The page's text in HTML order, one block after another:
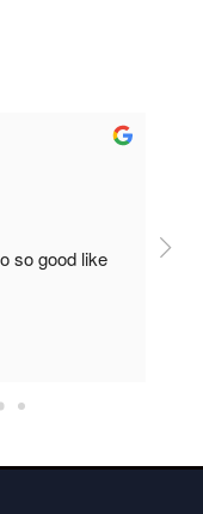
so good like
So